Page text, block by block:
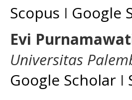
Scopus I Google
Evi
Universitas
Google Scholar I